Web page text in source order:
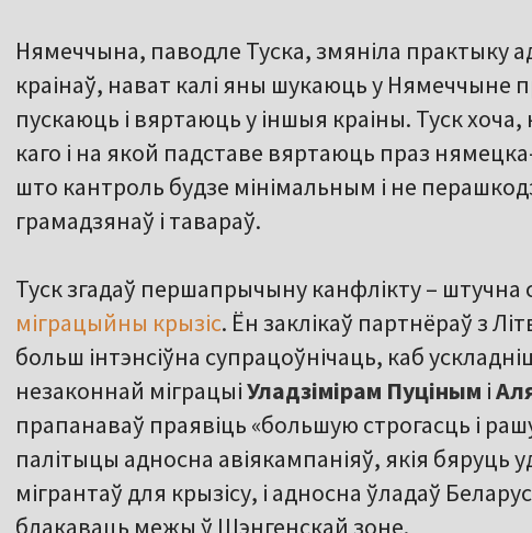
Нямеччына, паводле Туска, змяніла практыку
краінаў, нават калі яны шукаюць у Нямеччыне
пускаюць і вяртаюць у іншыя краіны. Туск
каго і на якой падставе вяртаюць праз
што кантроль будзе мінімальным і не
грамадзянаў і тавараў.
Туск згадаў першапрычыну канфлікту – штучна
міграцыйны крызіс. Ён заклікаў партнёраў з
больш інтэнсіўна супрацоўнічаць, каб
незаконнай міграцыіУладзімірам Пуціным і
прапанаваў праявіць «большую строгасць і
палітыцы адносна авіякампаніяў, якія бяруць
мігрантаў для крызісу, і адносна ўладаў
блакаваць межы ў Шэнгенскай зоне.